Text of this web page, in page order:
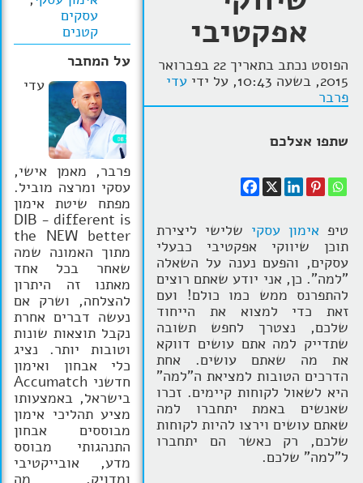
סרטוני אימון
עסקים
קטנים
על המחבר
עדי
פרבר, מאמן אישי,
עסקי ומרצה מוביל.
מפתח שיטת אימון
DIB - different is
the NEW better
מתוך האמונה שמה
שאחר בכל אחד
מאתנו זה היתרון
להצלחה, ושרק אם
נעשה דברים אחרת
נקבל תוצאות שונות
וטובות יותר. נציג
כלי אבחון ואימון
חדשני Accumatch
בישראל, באמצעותו
מציע תהליכי אימון
מבוססים אבחון
התנהגותי מבוסס
מדע, אובייקטיבי
ומדויק, מה
אפקטיבי
הפוסט נכתב בתאריך 22 בפברואר
2015, בשעה 10:43, על ידי
עדי
פרבר
שתפו אצלכם
טיפ אימון עסקי שלישי ליצירת
תוכן שיווקי אפקטיבי כבעלי
עסקים, והפעם נענה על השאלה
"למה". כן, אני יודע שאתם רוצים
להתפרנס ממש כמו כולם! ועם
זאת כדי למצוא את הייחוד
שלכם, נצטרך לחפש תשובה
שתדייק למה אתם עושים דווקא
את מה שאתם עושים. אחת
הדרכים הטובות למציאת ה"למה"
היא לשאול לקוחות קיימים. זכרו
שאנשים באמת יתחברו למה
שאתם עושים וירצו להיות לקוחות
שלכם, רק כאשר הם יתחברו
ל"למה" שלכם.